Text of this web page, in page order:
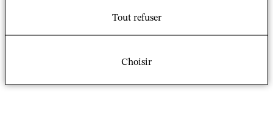
oeuvres des fondateurs.
Pour plus d’information : http://www.editions-
Tout refuser
Choisir